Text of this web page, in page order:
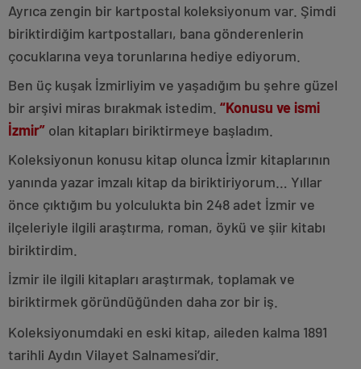
Ayrıca zengin bir kartpostal koleksiyonum var. Şimdi
biriktirdiğim kartpostalları, bana gönderenlerin
çocuklarına veya torunlarına hediye ediyorum.
Ben üç kuşak İzmirliyim ve yaşadığım bu şehre güzel
bir arşivi miras bırakmak istedim. “Konusu ve ismi
İzmir” olan kitapları biriktirmeye başladım.
Koleksiyonun konusu kitap olunca İzmir kitaplarının
yanında yazar imzalı kitap da biriktiriyorum… Yıllar
önce çıktığım bu yolculukta bin 248 adet İzmir ve
ilçeleriyle ilgili araştırma, roman, öykü ve şiir kitabı
biriktirdim.
İzmir ile ilgili kitapları araştırmak, toplamak ve
biriktirmek göründüğünden daha zor bir iş.
Koleksiyonumdaki en eski kitap, aileden kalma 1891
tarihli Aydın Vilayet Salnamesi’dir.